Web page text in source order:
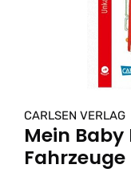
CARLSEN VERLAG
Mein
Fahrzeuge